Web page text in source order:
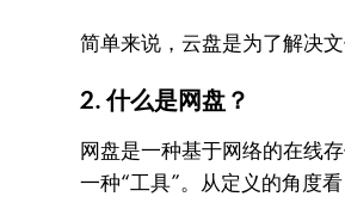
简单来说，云盘是为了解决
2. 什么是网盘？
网盘是一种基于网络的在线
一种“工具”。从定义的角度